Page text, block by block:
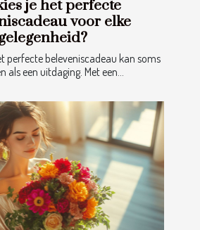
je het perfecte
voor elke
perfecte beleveniscadeau kan soms
als een uitdaging. Met een...